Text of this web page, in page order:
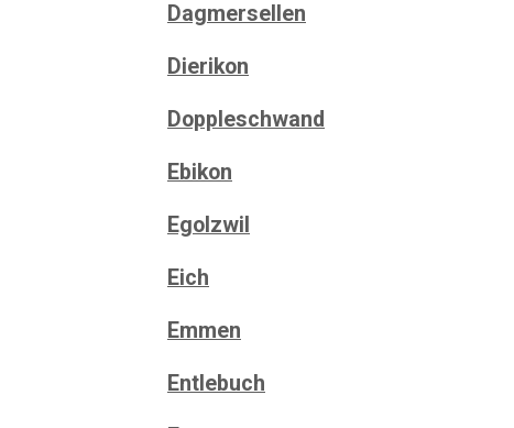
Dagmersellen
Dierikon
Doppleschwand
Ebikon
Egolzwil
Eich
Emmen
Entlebuch